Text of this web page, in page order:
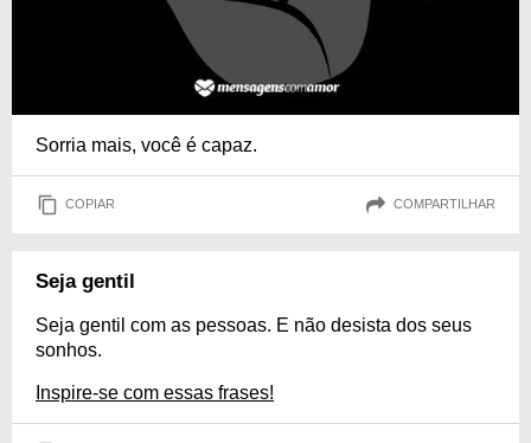
Sorria mais, você é capaz.
COPIAR COMPARTILHAR
Seja gentil
Seja gentil com as pessoas. E não desista dos seus
sonhos.
Inspire-se com essas frases!